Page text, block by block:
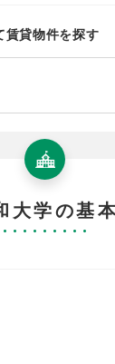
賃貸物件を探す
大学の基